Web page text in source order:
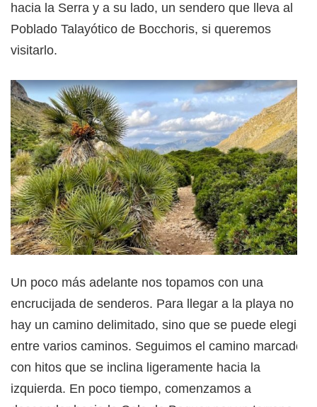
hacia la Serra y a su lado, un sendero que lleva al
Poblado Talayótico de Bocchoris, si queremos
visitarlo.
Un poco más adelante nos topamos con una
encrucijada de senderos. Para llegar a la playa no
hay un camino delimitado, sino que se puede elegir
entre varios caminos. Seguimos el camino marcado
con hitos que se inclina ligeramente hacia la
izquierda. En poco tiempo, comenzamos a